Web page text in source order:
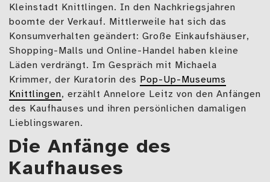
Kleinstadt Knittlingen. In den Nachkriegsjahren
boomte der Verkauf. Mittlerweile hat sich das
Konsumverhalten geändert: Große Einkaufshäuser,
Shopping-Malls und Online-Handel haben kleine
Läden verdrängt. Im Gespräch mit Michaela
Krimmer, der Kuratorin des Pop-Up-Museums
Knittlingen, erzählt Annelore Leitz von den Anfängen
des Kaufhauses und ihren persönlichen damaligen
Lieblingswaren.
Die Anfänge des
Kaufhauses